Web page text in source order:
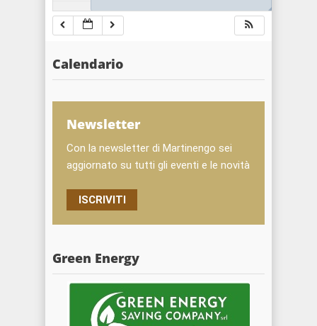
◢
Calendario
Newsletter
Con la newsletter di Martinengo sei
aggiornato su tutti gli eventi e le novità
ISCRIVITI
Green Energy